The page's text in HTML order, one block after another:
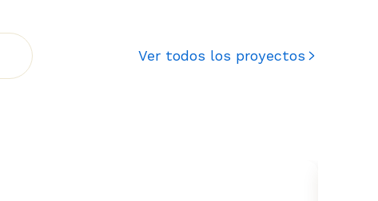
Ver todos los proyectos